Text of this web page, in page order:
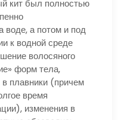
кит был полностью
воде, а потом и под
к водной среде
волосяного
форм тела,
плавники (причем
время
изменения в